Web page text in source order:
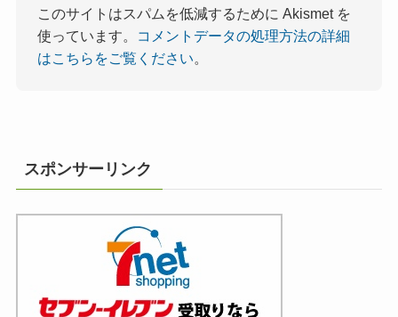
このサイトはスパムを低減するために Akismet を
使っています。
コメントデータの処理方法の詳細
はこちらをご覧ください。
スポンサーリンク